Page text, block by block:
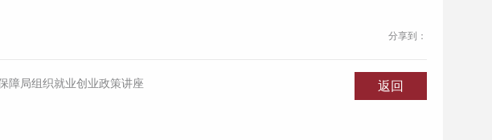
分享到：
障局组织就业创业政策讲座
返回